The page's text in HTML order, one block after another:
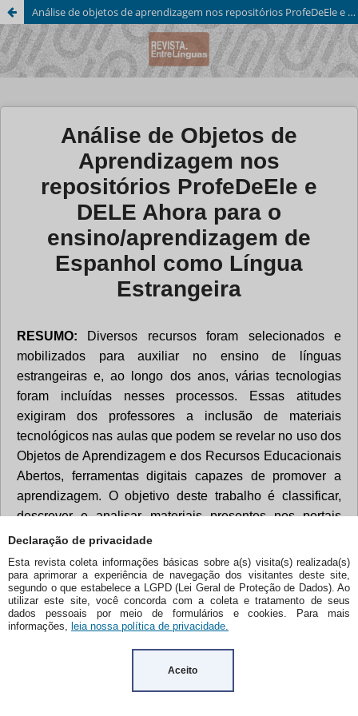
Declaração de privacidade
Esta revista coleta informações básicas sobre a(s) visita(s) realizada(s)
para aprimorar a experiência de navegação dos visitantes deste site,
segundo o que estabelece a LGPD (Lei Geral de Proteção de Dados). Ao
utilizar este site, você concorda com a coleta e tratamento de seus
dados pessoais por meio de formulários e cookies. Para mais
informações, leia nossa política de privacidade.
Aceito
Análise de objetos de aprendizagem nos repositórios ProfeDeEle e DELE Ahora para o ensino/aprendizagem de Espanhol como Língua Estrangeira